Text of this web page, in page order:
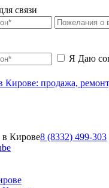
связи
Я Даю
в Кирове8 (8332) 499-303